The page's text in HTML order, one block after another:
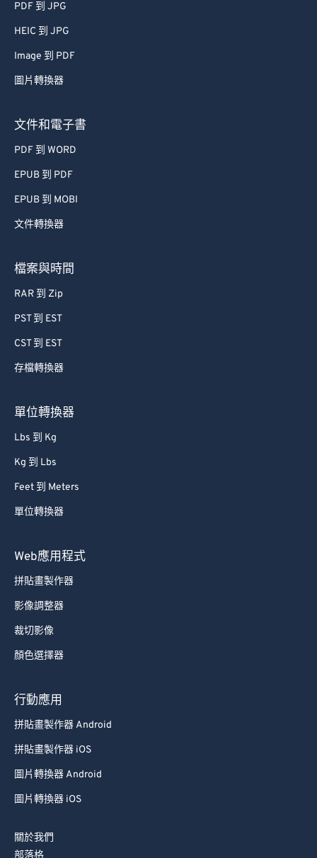
PDF 到 JPG
HEIC 到 JPG
Image 到 PDF
圖片轉換器
文件和電子書
PDF 到 WORD
EPUB 到 PDF
EPUB 到 MOBI
文件轉換器
檔案與時間
RAR 到 Zip
PST 到 EST
CST 到 EST
存檔轉換器
單位轉換器
Lbs 到 Kg
Kg 到 Lbs
Feet 到 Meters
單位轉換器
Web應用程式
拼貼畫製作器
影像調整器
裁切影像
顏色選擇器
行動應用
拼貼畫製作器 Android
拼貼畫製作器 iOS
圖片轉換器 Android
圖片轉換器 iOS
關於我們
部落格